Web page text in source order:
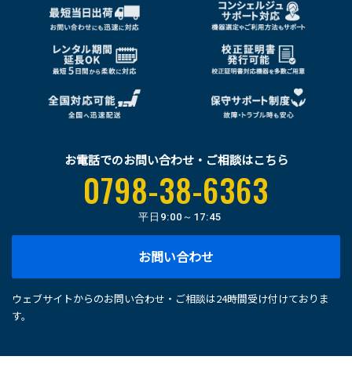
お電話でのお問い合わせ・ご相談はこちら
0798-38-6363
平日 9:00～17:45
お問い合わせ
ウェブサイトからのお問い合わせ・ご相談は24時間受け付けておりま
す。